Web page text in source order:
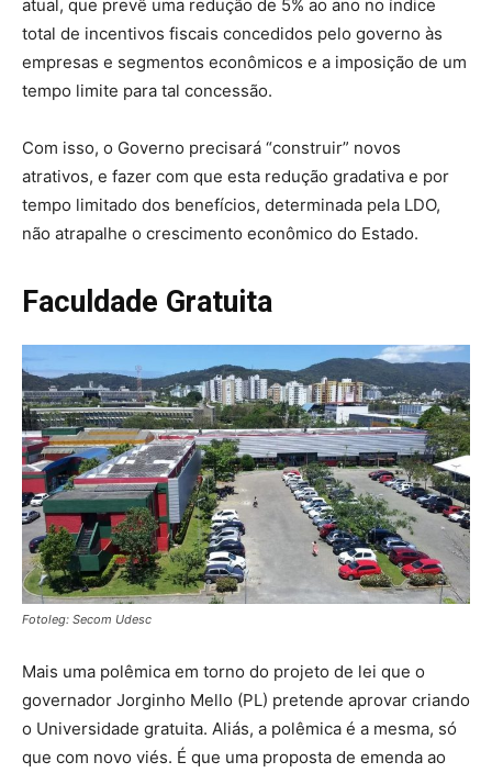
atual, que prevê uma redução de 5% ao ano no índice
total de incentivos fiscais concedidos pelo governo às
empresas e segmentos econômicos e a imposição de um
tempo limite para tal concessão.
Com isso, o Governo precisará “construir” novos
atrativos, e fazer com que esta redução gradativa e por
tempo limitado dos benefícios, determinada pela LDO,
não atrapalhe o crescimento econômico do Estado.
Faculdade Gratuita
Fotoleg: Secom Udesc
Mais uma polêmica em torno do projeto de lei que o
governador Jorginho Mello (PL) pretende aprovar criando
o Universidade gratuita. Aliás, a polêmica é a mesma, só
que com novo viés. É que uma proposta de emenda ao